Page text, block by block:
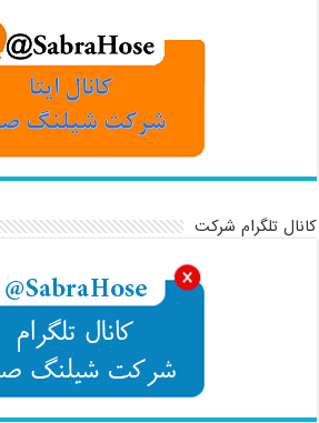
کانال تلگرام شرکت